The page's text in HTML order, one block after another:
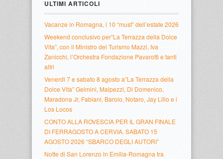
ULTIMI ARTICOLI
Vacanze in Romagna, i 10 “must” dell’estate 2026
Weekend conclusivo per”La Terrazza della Dolce
Vita”, con il Ministro del Turismo Mazzi, Iva
Zanicchi, l’Orchestra Fondazione Pavarotti e tanti
altri
Venerdì 7 e sabato 8 agosto a”La Terrazza della
Dolce Vita” Gelmini, Malpezzi, Di Domenico,
Maradona Jr, Fabiani, Barolo, Notaro, Jay Lillo e i
Los Locos
CONTO ALLA ROVESCIA PER IL GRAN FINALE
DI FERRAGOSTO A CERVIA. SABATO 15
AGOSTO 2026 “SBARCO DEGLI AUTORI”
Notte di San Lorenzo in Emilia-Romagna tra